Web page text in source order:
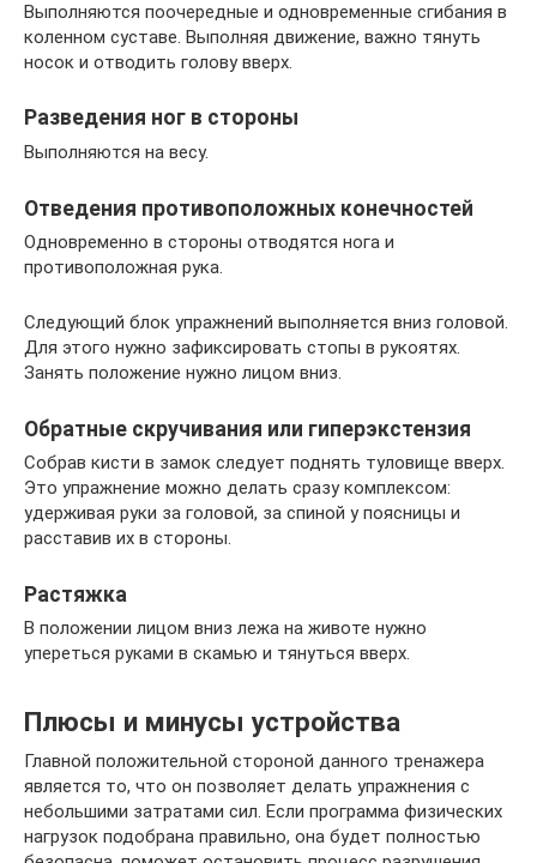
Выполняются поочередные и одновременные сгибания в
коленном суставе. Выполняя движение, важно тянуть
носок и отводить голову вверх.
Разведения ног в стороны
Выполняются на весу.
Отведения противоположных конечностей
Одновременно в стороны отводятся нога и
противоположная рука.
Следующий блок упражнений выполняется вниз головой.
Для этого нужно зафиксировать стопы в рукоятях.
Занять положение нужно лицом вниз.
Обратные скручивания или гиперэкстензия
Собрав кисти в замок следует поднять туловище вверх.
Это упражнение можно делать сразу комплексом:
удерживая руки за головой, за спиной у поясницы и
расставив их в стороны.
Растяжка
В положении лицом вниз лежа на животе нужно
упереться руками в скамью и тянуться вверх.
Плюсы и минусы устройства
Главной положительной стороной данного тренажера
является то, что он позволяет делать упражнения с
небольшими затратами сил. Если программа физических
нагрузок подобрана правильно, она будет полностью